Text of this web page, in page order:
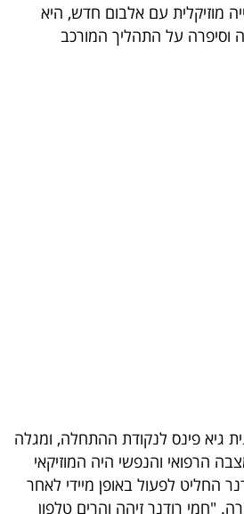
מוזיקלית עם אלבום חדש, היא
וסיפרה על התהליך המורכב
גיא פינס לנקודת ההתחלה, ומגלה
הרפואי והנפשי היה המוזיקאי
החליט לפעול באופן מיידי לאחר
"חמי רודנר זיהה והרים טלפון